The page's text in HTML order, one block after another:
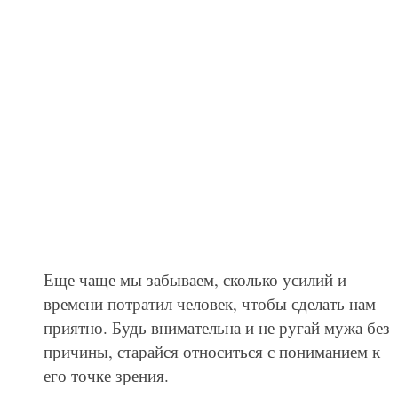
Еще чаще мы забываем, сколько усилий и
времени потратил человек, чтобы сделать нам
приятно. Будь внимательна и не ругай мужа без
причины, старайся относиться с пониманием к
его точке зрения.